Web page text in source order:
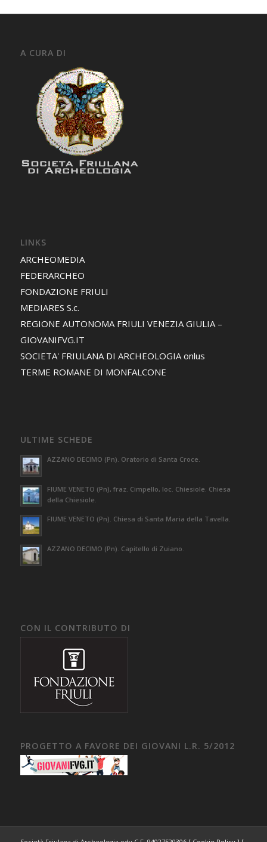
A CURA DI
LINKS
ARCHEOMEDIA
FEDERARCHEO
FONDAZIONE FRIULI
MEDIARES S.c.
REGIONE AUTONOMA FRIULI VENEZIA GIULIA –
GIOVANIFVG.IT
SOCIETA' FRIULANA DI ARCHEOLOGIA onlus
TERME ROMANE DI MONFALCONE
ULTIME SCHEDE
AZZANO DECIMO (Pn). Oratorio di Santa Croce.
FIUME VENETO (Pn), fraz. Cimpello, loc. Chiesiole. Chiesa
della Chiesiole.
FIUME VENETO (Pn). Chiesa di Santa Maria della Tavella.
AZZANO DECIMO (Pn). Capitello di Zuiano.
CON IL CONTRIBUTO DI
PROGETTO A FAVORE DEI GIOVANI L.R. 5/2012